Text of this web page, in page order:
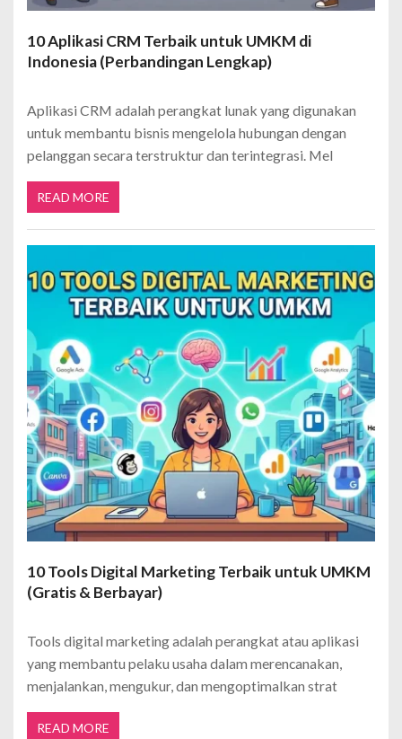
10 Aplikasi CRM Terbaik untuk UMKM di
Indonesia (Perbandingan Lengkap)
Aplikasi CRM adalah perangkat lunak yang digunakan
untuk membantu bisnis mengelola hubungan dengan
pelanggan secara terstruktur dan terintegrasi. Mel
READ MORE
10 Tools Digital Marketing Terbaik untuk UMKM
(Gratis & Berbayar)
Tools digital marketing adalah perangkat atau aplikasi
yang membantu pelaku usaha dalam merencanakan,
menjalankan, mengukur, dan mengoptimalkan strat
READ MORE